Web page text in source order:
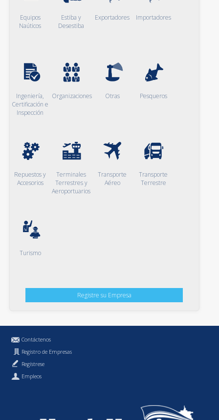
Equipos
Naúticos
Estiba y
Desestiba
Exportadores Importadores
Ingeniería,
Certificación e
Inspección
Organizaciones Otras Pesqueros
Repuestos y
Accesorios
Terminales
Terrestres y
Aeroportuarios
Transporte
Aéreo
Transporte
Terrestre
Turismo
Registre su Empresa
Contáctenos
Registro de Empresas
Regístrese
Empleos